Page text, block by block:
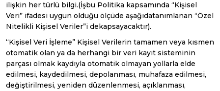
ilişkin her türlü bilgi.(İşbu Politika kapsamında “Kişisel
Veri” ifadesi uygun olduğu ölçüde aşağıdatanımlanan “Özel
Nitelikli Kişisel Veriler”i dekapsayacaktır).
“Kişisel Veri İşleme” Kişisel Verilerin tamamen veya kısmen
otomatik olan ya da herhangi bir veri kayıt sisteminin
parçası olmak kaydıyla otomatik olmayan yollarla elde
edilmesi, kaydedilmesi, depolanması, muhafaza edilmesi,
değiştirilmesi, yeniden düzenlenmesi, açıklanması,